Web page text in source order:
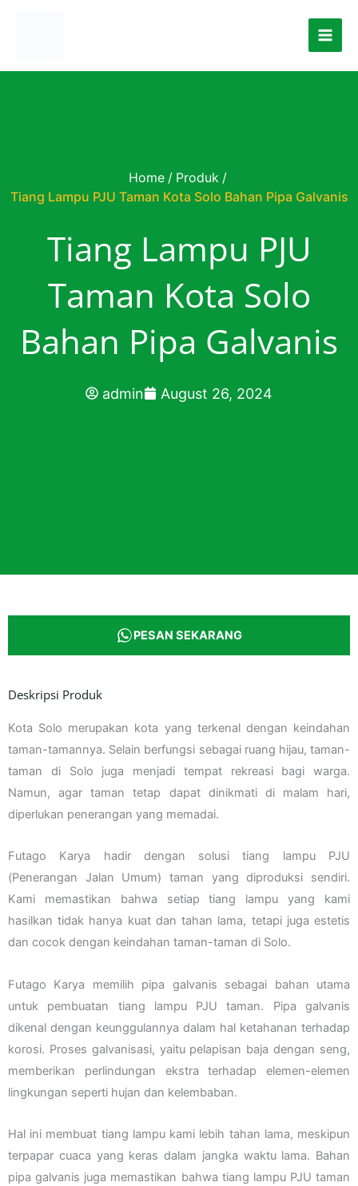
Home / Produk /
Tiang Lampu PJU Taman Kota Solo Bahan Pipa Galvanis
Tiang Lampu PJU
Taman Kota Solo
Bahan Pipa Galvanis
admin August 26, 2024
PESAN SEKARANG
Deskripsi Produk
Kota Solo merupakan kota yang terkenal dengan keindahan
taman-tamannya. Selain berfungsi sebagai ruang hijau, taman-
taman di Solo juga menjadi tempat rekreasi bagi warga.
Namun, agar taman tetap dapat dinikmati di malam hari,
diperlukan penerangan yang memadai.
Futago Karya hadir dengan solusi tiang lampu PJU
(Penerangan Jalan Umum) taman yang diproduksi sendiri.
Kami memastikan bahwa setiap tiang lampu yang kami
hasilkan tidak hanya kuat dan tahan lama, tetapi juga estetis
dan cocok dengan keindahan taman-taman di Solo.
Futago Karya memilih pipa galvanis sebagai bahan utama
untuk pembuatan tiang lampu PJU taman. Pipa galvanis
dikenal dengan keunggulannya dalam hal ketahanan terhadap
korosi. Proses galvanisasi, yaitu pelapisan baja dengan seng,
memberikan perlindungan ekstra terhadap elemen-elemen
lingkungan seperti hujan dan kelembaban.
Hal ini membuat tiang lampu kami lebih tahan lama, meskipun
terpapar cuaca yang keras dalam jangka waktu lama. Bahan
pipa galvanis juga memastikan bahwa tiang lampu PJU taman